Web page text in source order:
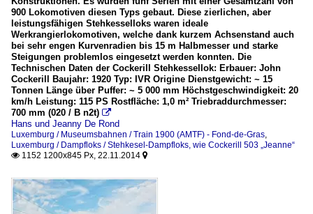
900 Lokomotiven diesen Typs gebaut. Diese zierlichen, aber
leistungsfähigen Stehkesselloks waren ideale
Werkrangierlokomotiven, welche dank kurzem Achsenstand auch
bei sehr engen Kurvenradien bis 15 m Halbmesser und starke
Steigungen problemlos eingesetzt werden konnten. Die
Technischen Daten der Cockerill Stehkessellok: Erbauer: John
Cockerill Baujahr: 1920 Typ: IVR Origine Dienstgewicht: ~ 15
Tonnen Länge über Puffer: ~ 5 000 mm Höchstgeschwindigkeit: 20
km/h Leistung: 115 PS Rostfläche: 1,0 m² Triebraddurchmesser:
700 mm (020 / B n2t) 
Hans und Jeanny De Rond
Luxemburg / Museumsbahnen / Train 1900 (AMTF) - Fond-de-Gras,
Luxemburg / Dampfloks / Stehkesel-Dampfloks, wie Cockerill 503 „Jeanne“
 1152 1200x845 Px, 22.11.2014 